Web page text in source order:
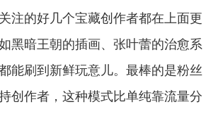
注的好几个宝藏创作者都在上面更
黑暗王朝的插画、张叶蕾的治愈系
能刷到新鲜玩意儿。最棒的是粉丝
创作者，这种模式比单纯靠流量分